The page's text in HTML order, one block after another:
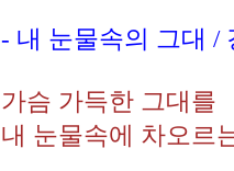
- 내 눈물속의 그대 /
가슴 가득한 그대를
내 눈물속에 차오르